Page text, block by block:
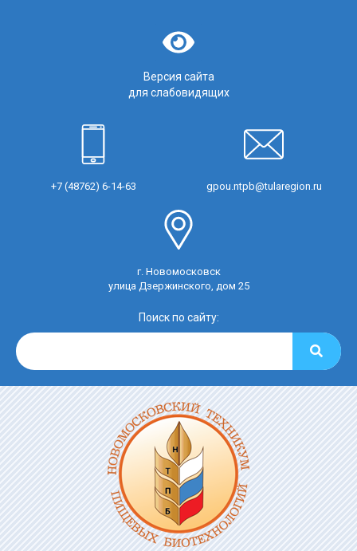
Версия сайта
для слабовидящих
+7 (48762) 6-14-63 gpou.ntpb@tularegion.ru
г. Новомосковск
улица Дзержинского, дом 25
Поиск по сайту: